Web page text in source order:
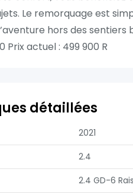
Le remorquage est
hors des
Prix actuel : 499 900 R
détaillées
2021
2.4
2.4 GD-6